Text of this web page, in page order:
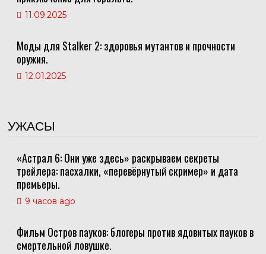
11.09.2025
Моды для Stalker 2: здоровья мутантов и прочности
оружия.
12.01.2025
УЖАСЫ
«Астрал 6: Они уже здесь» раскрываем секреты
трейлера: пасхалки, «перевёрнутый скример» и дата
премьеры.
9 часов ago
Фильм Остров пауков: блогеры против ядовитых пауков в
смертельной ловушке.